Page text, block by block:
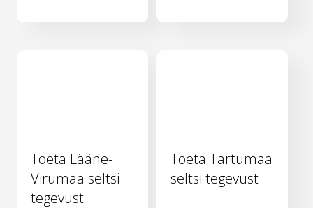
Toeta Lääne-
Virumaa seltsi
tegevust
Toeta Tartumaa
seltsi tegevust